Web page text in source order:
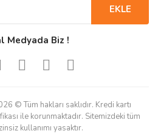
EKLE
Medyada Biz !
© Tüm hakları saklıdır. Kredi kartı
ile korunmaktadır. Sitemizdeki tüm
kullanımı yasaktır.